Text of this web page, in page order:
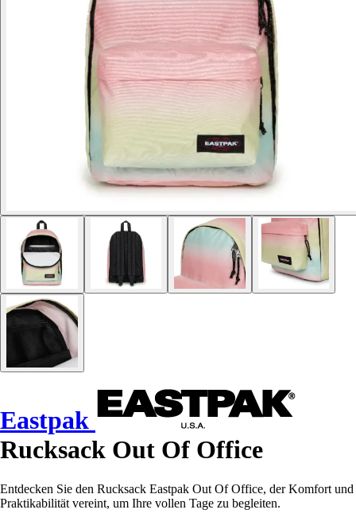
Eastpak
Rucksack Out Of Office
Entdecken Sie den Rucksack Eastpak Out Of Office, der Komfort und
Praktikabilität vereint, um Ihre vollen Tage zu begleiten.